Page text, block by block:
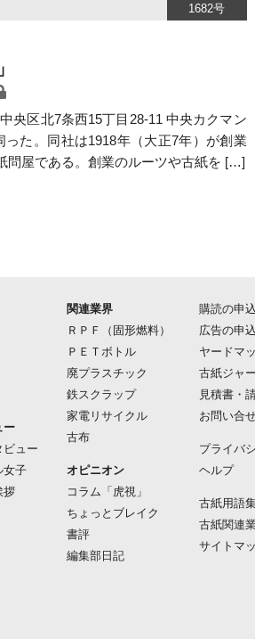
1682号
区北7条西15丁目28-11 中央カクマン
た。同社は1918年（大正7年）が創業
問屋である。創業のルーツや古紙を […]
ー
ビュー
女子
拶
関連業界
ＲＰＦ（固形燃料）
ＰＥＴボトル
廃プラスチック
鉄スクラップ
家電リサイクル
古布
オピニオン
コラム「虎視」
ちょっとブレイク
書評
編集部日記
購読の申
広告の申
ヤードマ
古紙ジャ
見積書・
お問い合
プライバ
ヘルプ
古紙用語
古紙関連
サイトマ